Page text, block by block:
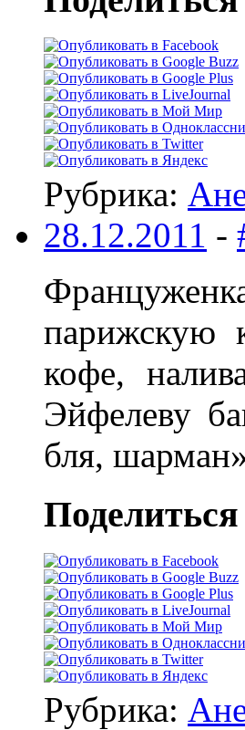
Рубрика:
28.12.2011 -
парижскую
кофе,
Эйфелеву
бля,
Поделиться
Рубрика: